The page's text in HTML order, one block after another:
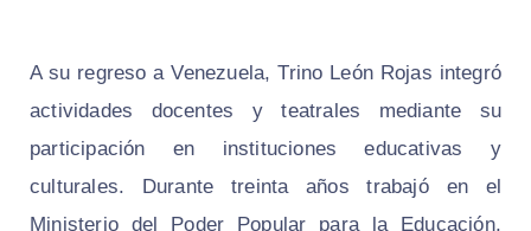
A su regreso a Venezuela, Trino León Rojas integró
actividades docentes y teatrales mediante su
participación en instituciones educativas y
culturales. Durante treinta años trabajó en el
Ministerio del Poder Popular para la Educación,